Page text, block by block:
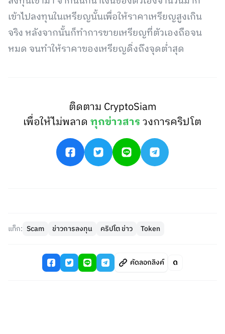
เข้าไปลงทุนในเหรียญนั้นเพื่อให้ราคาเหรียญสูงเกิน
จริง หลังจากนั้นก็ทำการขายเหรียญที่ตัวเองถือจน
หมด จนทำให้ราคาของเหรียญดิ่งถึงจุดต่ำสุด
ติดตาม CryptoSiam
เพื่อให้ไม่พลาดทุกข่าวสารวงการคริปโต
แท็ก: Scam ข่าวการลงทุน คริปโต ข่าว Token
คัดลอกลิงค์